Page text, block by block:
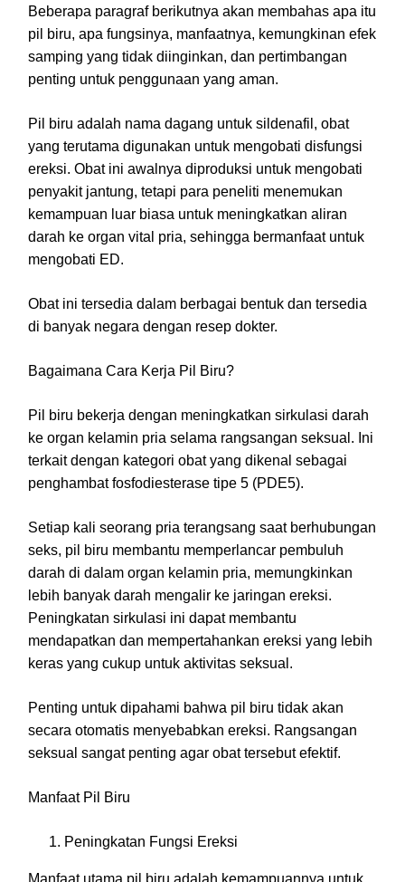
Beberapa paragraf berikutnya akan membahas apa itu
pil biru, apa fungsinya, manfaatnya, kemungkinan efek
samping yang tidak diinginkan, dan pertimbangan
penting untuk penggunaan yang aman.
Pil biru adalah nama dagang untuk sildenafil, obat
yang terutama digunakan untuk mengobati disfungsi
ereksi. Obat ini awalnya diproduksi untuk mengobati
penyakit jantung, tetapi para peneliti menemukan
kemampuan luar biasa untuk meningkatkan aliran
darah ke organ vital pria, sehingga bermanfaat untuk
mengobati ED.
Obat ini tersedia dalam berbagai bentuk dan tersedia
di banyak negara dengan resep dokter.
Bagaimana Cara Kerja Pil Biru?
Pil biru bekerja dengan meningkatkan sirkulasi darah
ke organ kelamin pria selama rangsangan seksual. Ini
terkait dengan kategori obat yang dikenal sebagai
penghambat fosfodiesterase tipe 5 (PDE5).
Setiap kali seorang pria terangsang saat berhubungan
seks, pil biru membantu memperlancar pembuluh
darah di dalam organ kelamin pria, memungkinkan
lebih banyak darah mengalir ke jaringan ereksi.
Peningkatan sirkulasi ini dapat membantu
mendapatkan dan mempertahankan ereksi yang lebih
keras yang cukup untuk aktivitas seksual.
Penting untuk dipahami bahwa pil biru tidak akan
secara otomatis menyebabkan ereksi. Rangsangan
seksual sangat penting agar obat tersebut efektif.
Manfaat Pil Biru
Peningkatan Fungsi Ereksi
Manfaat utama pil biru adalah kemampuannya untuk